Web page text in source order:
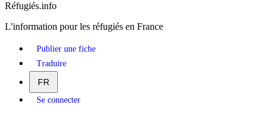
Réfugiés.info
L'information pour les réfugiés en France
Publier une fiche
Traduire
FR
Se connecter